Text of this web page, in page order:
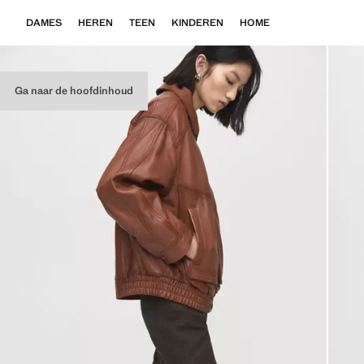
Ga naar de hoofdinhoud
DAMES HEREN TEEN KINDEREN HOME